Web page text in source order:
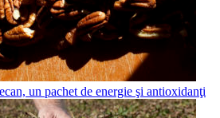
un pachet de energie şi antioxidanţi